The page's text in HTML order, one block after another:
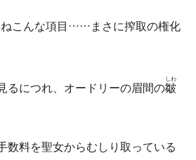
ねこんな項目……まさに搾取の権化
るにつれ、オードリーの眉間の皺
しわ
数料を聖女からむしり取っている